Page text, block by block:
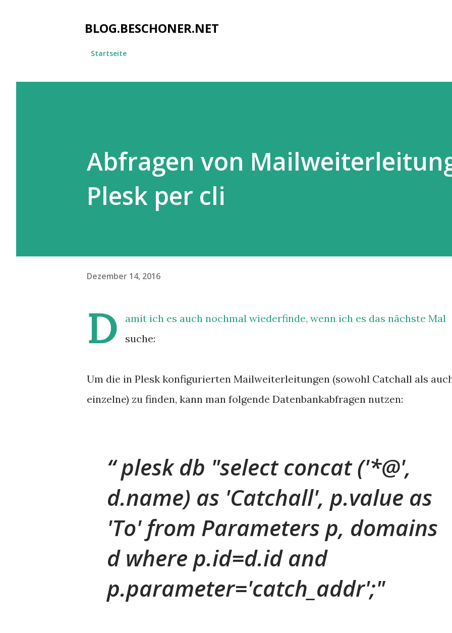
BLOG.BESCHONER.NET
Startseite
Abfragen von
Plesk per cli
Dezember 14, 2016
D
amit ich es auch nochmal wiederfinde, wenn ich es das nächste Mal
suche:
Um die in Plesk konfigurierten Mailweiterleitungen (sowohl Catchall als
einzelne) zu finden, kann man folgende Datenbankabfragen nutzen:
plesk db "select concat ('*@',
d.name) as 'Catchall', p.value as
'To' from Parameters p, domains
d where p.id=d.id and
p.parameter='catch_addr';"